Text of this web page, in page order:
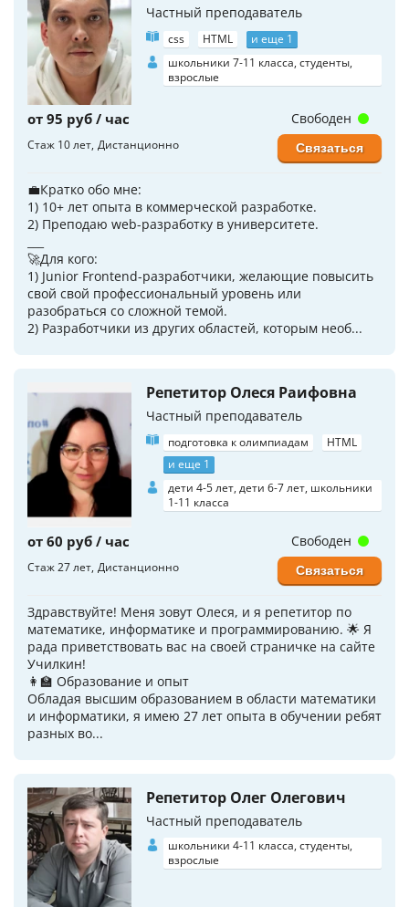
Частный преподаватель
css HTML
и еще 1
школьники 7-11 класса, студенты,
взрослые
от 95 руб / час
Стаж 10 лет Дистанционно
💼Кратко обо мне:
1) 10+ лет опыта в коммерческой разработке.
2) Преподаю web-разработку в университете.
🚀Для кого:
1) Junior Frontend-разработчики, желающие повысить
свой свой профессиональный уровень или
разобраться со сложной темой.
2) Разработчики из других областей, которым необ...
Свободен
Связаться
Репетитор Олеся Раифовна
Частный преподаватель
подготовка к олимпиадам
HTML
и еще 1
дети 4-5 лет, дети 6-7 лет, школьники
1-11 класса
от 60 руб / час
Стаж 27 лет Дистанционно
Здравствуйте! Меня зовут Олеся, и я репетитор по
математике, информатике и программированию. 🌟 Я
рада приветствовать вас на своей страничке на сайте
Училкин!
👩‍🏫 Образование и опыт
Обладая высшим образованием в области математики
и информатики, я имею 27 лет опыта в обучении ребят
разных во...
Свободен
Связаться
Репетитор Олег Олегович
Частный преподаватель
школьники 4-11 класса, студенты,
взрослые